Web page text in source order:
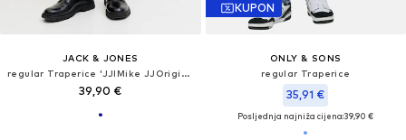
JACK & JONES
regular Traperice 'JJIMike JJOriginal'
39,90 €
KUPON
ONLY & SONS
regular Traperice
35,91 €
Posljednja najniža cijena:39,90 €